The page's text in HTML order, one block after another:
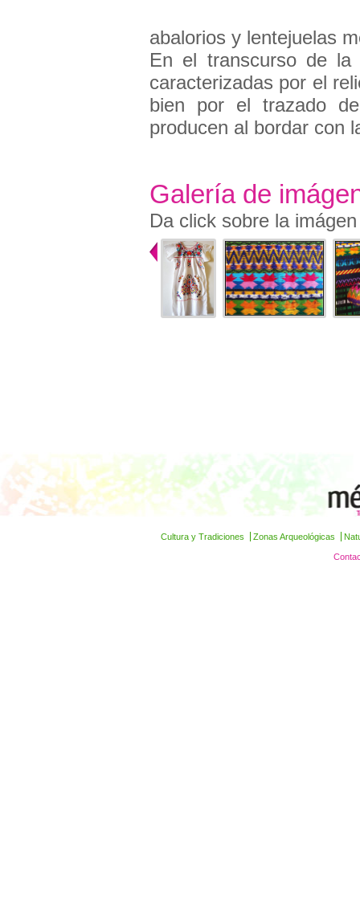
abalorios y lentejuelas
En el transcurso de la
caracterizadas por el
bien por el trazado
producen al bordar con
Galería de
Da click sobre la
Cultura y Tradiciones Zonas Arqueológicas